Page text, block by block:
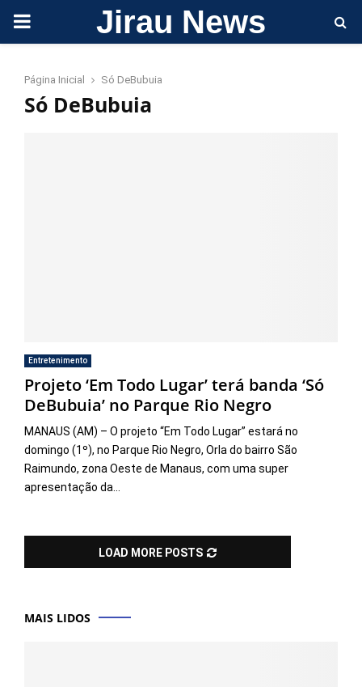
PRIMARY Jirau News
Página Inicial Só DeBubuia
Só DeBubuia
Entretenimento
Projeto ‘Em Todo Lugar’ terá banda ‘Só
DeBubuia’ no Parque Rio Negro
MANAUS (AM) – O projeto “Em Todo Lugar” estará no
domingo (1º), no Parque Rio Negro, Orla do bairro São
Raimundo, zona Oeste de Manaus, com uma super
apresentação da...
LOAD MORE POSTS
MAIS LIDOS